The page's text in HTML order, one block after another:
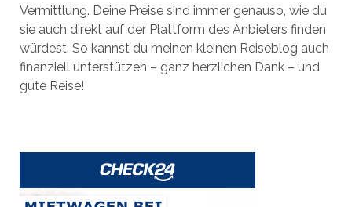
Vermittlung. Deine Preise sind immer genauso, wie du
sie auch direkt auf der Plattform des Anbieters finden
würdest. So kannst du meinen kleinen Reiseblog auch
finanziell unterstützen – ganz herzlichen Dank – und
gute Reise!